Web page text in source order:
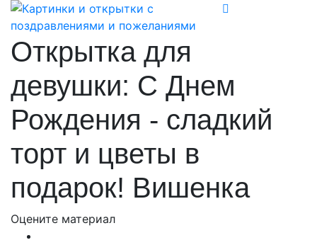
Открытка для
девушки: С Днем
Рождения - сладкий
торт и цветы в
подарок! Вишенка
Оцените материал